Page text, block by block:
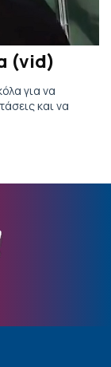
(vid)
για να
και να